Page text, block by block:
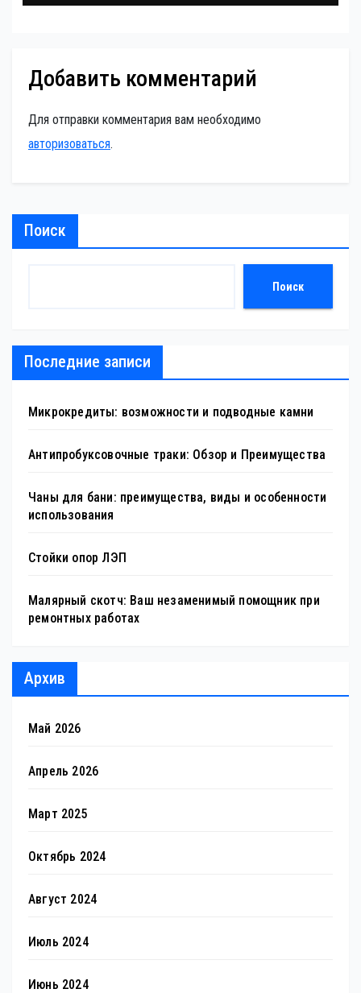
Добавить комментарий
Для отправки комментария вам необходимо
авторизоваться.
Поиск
Поиск
Последние записи
Микрокредиты: возможности и подводные камни
Антипробуксовочные траки: Обзор и Преимущества
Чаны для бани: преимущества, виды и особенности
использования
Стойки опор ЛЭП
Малярный скотч: Ваш незаменимый помощник при
ремонтных работах
Архив
Май 2026
Апрель 2026
Март 2025
Октябрь 2024
Август 2024
Июль 2024
Июнь 2024